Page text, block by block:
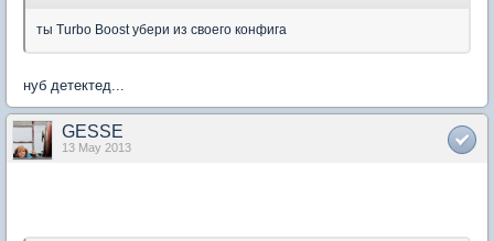
ты Turbo Boost убери из своего конфига
нуб детектед...
GESSE
13 May 2013